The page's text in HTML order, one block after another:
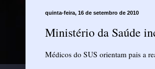
quinta-feira, 16 de setembro de 2010
Médicos do SUS orientam pais a